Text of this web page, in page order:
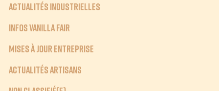
Actualités Industrielles
Infos Vanilla Fair
Mises à jour Entreprise
Actualités Artisans